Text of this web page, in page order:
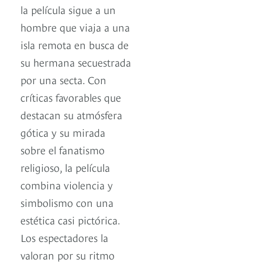
la película sigue a un
hombre que viaja a una
isla remota en busca de
su hermana secuestrada
por una secta. Con
críticas favorables que
destacan su atmósfera
gótica y su mirada
sobre el fanatismo
religioso, la película
combina violencia y
simbolismo con una
estética casi pictórica.
Los espectadores la
valoran por su ritmo